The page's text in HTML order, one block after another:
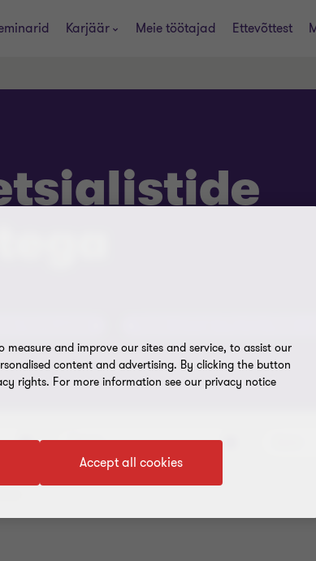
Karjäär Meie töötajad Ettevõttest
Äripäev ja Grant Thornton Baltic
Teema
and improve our sites and service, to assist our
content and advertising. By clicking the button
rights. For more information see our privacy notice
Accept all cookies